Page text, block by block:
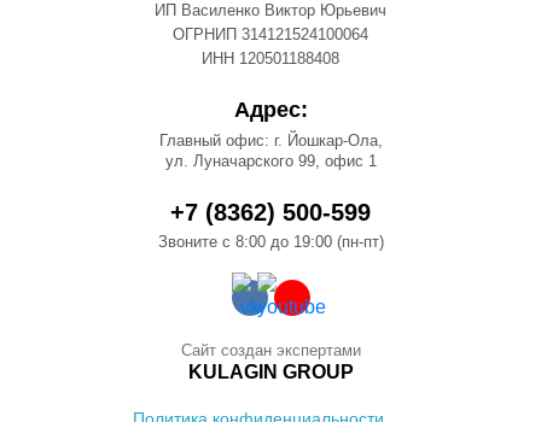
ИП Василенко Виктор Юрьевич
ОГРНИП 314121524100064
ИНН 120501188408
Адрес:
Главный офис: г. Йошкар-Ола,
ул. Луначарского 99, офис 1
+7 (8362) 500-599
Звоните с 8:00 до 19:00 (пн-пт)
Сайт создан экспертами
KULAGIN GROUP